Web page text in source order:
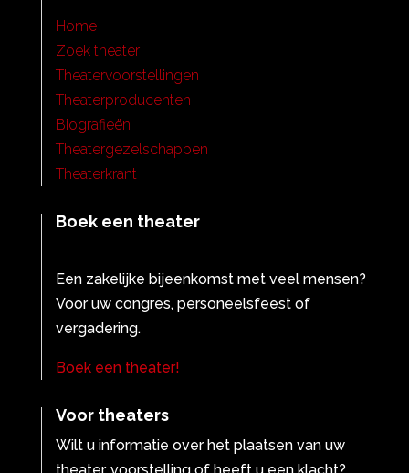
Home
Zoek theater
Theatervoorstellingen
Theaterproducenten
Biografieën
Theatergezelschappen
Theaterkrant
Boek een theater
Een zakelijke bijeenkomst met veel mensen?
Voor uw congres, personeelsfeest of
vergadering.
Boek een theater!
Voor theaters
Wilt u informatie over het plaatsen van uw